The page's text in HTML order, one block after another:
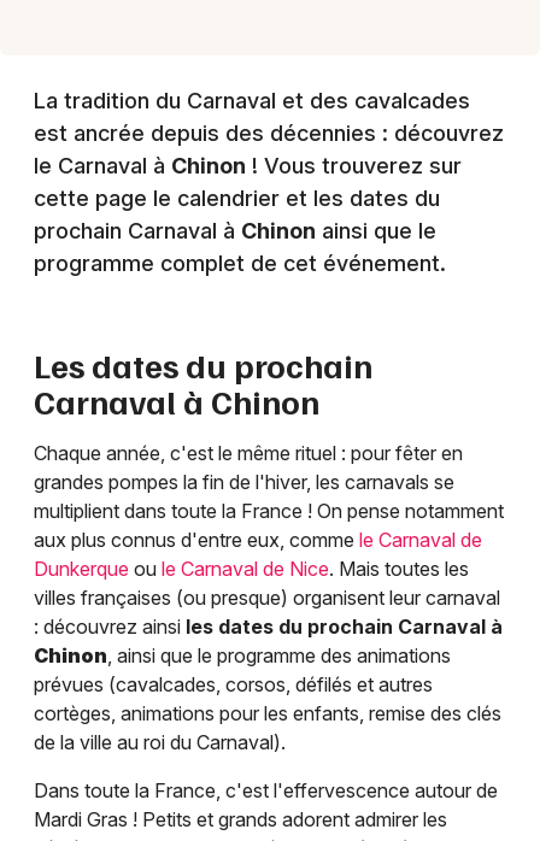
La tradition du Carnaval et des cavalcades
est ancrée depuis des décennies : découvrez
le Carnaval à Chinon ! Vous trouverez sur
cette page le calendrier et les dates du
prochain Carnaval à Chinon ainsi que le
programme complet de cet événement.
Les dates du prochain
Carnaval à Chinon
Chaque année, c'est le même rituel : pour fêter en
grandes pompes la fin de l'hiver, les carnavals se
multiplient dans toute la France ! On pense notamment
aux plus connus d'entre eux, comme le Carnaval de
Dunkerque ou le Carnaval de Nice. Mais toutes les
villes françaises (ou presque) organisent leur carnaval
: découvrez ainsi les dates du prochain Carnaval à
Chinon, ainsi que le programme des animations
prévues (cavalcades, corsos, défilés et autres
cortèges, animations pour les enfants, remise des clés
de la ville au roi du Carnaval).
Dans toute la France, c'est l'effervescence autour de
Mardi Gras ! Petits et grands adorent admirer les